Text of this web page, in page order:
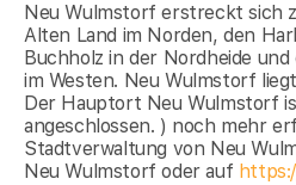
Neu Wulmstorf erstreckt sich
Alten Land im Norden, den
Buchholz in der Nordheide
im Westen. Neu Wulmstorf
Der Hauptort Neu Wulmstorf
angeschlossen. ) noch mehr
Stadtverwaltung von Neu
Neu Wulmstorf oder auf